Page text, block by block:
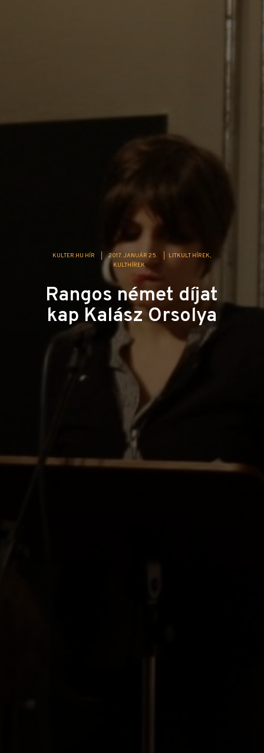
KULTER.HU HÍR 2017. JANUÁR 25.
LITKULT HÍREK
KULTHÍREK
Rangos német díjat
kap Kalász Orsolya